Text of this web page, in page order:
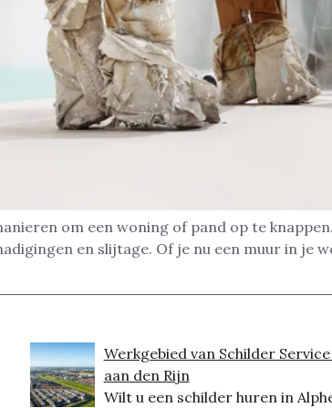
om een woning of pand op te
en slijtage. Of je nu een muur in je
Werkgebied van Schilder
aan den Rijn
Wilt u een schilder huren in